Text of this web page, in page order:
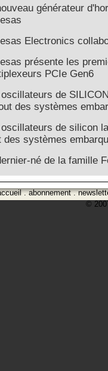
générateur
Electronics
présente les
PCIe Gen6
de
des systèmes
de silicon
des systèmes
né de la famille
.abonnement.
©